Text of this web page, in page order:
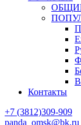
Контакты
+7 (3812)309-909
panda_omsk@bk.ru